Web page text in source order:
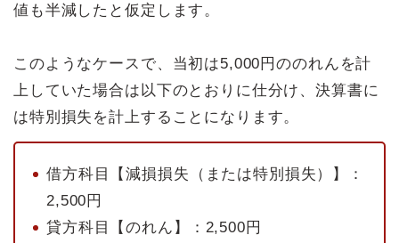
値も半減したと仮定します。
このようなケースで、当初は5,000円ののれんを計
上していた場合は以下のとおりに仕分け、決算書に
は特別損失を計上することになります。
借方科目【減損損失（または特別損失）】：
2,500円
貸方科目【のれん】：2,500円